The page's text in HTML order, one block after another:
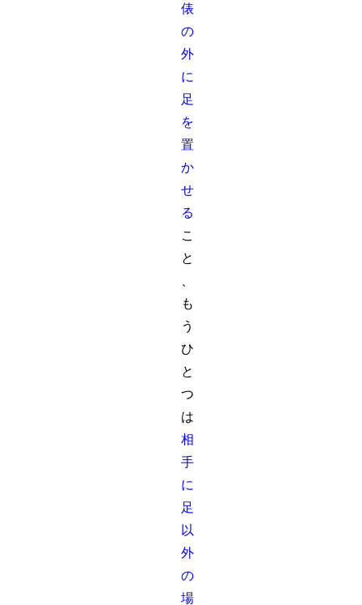
俵
の
外
に
足
を
置
か
せ
る
こ
と
も
う
ひ
と
つ
は
相
手
に
足
以
外
の
場